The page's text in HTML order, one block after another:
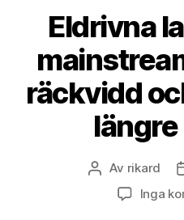
Eldrivna
räckvidd
Av rikard
Inga